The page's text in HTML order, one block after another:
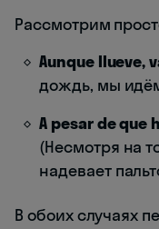
Рассмотрим
Aunque llueve,
дождь, мы
A pesar de que
(Несмотря на
надевает
В обоих случаях